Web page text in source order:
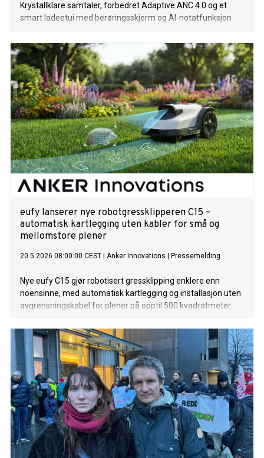
Krystallklare samtaler, forbedret Adaptive ANC 4.0 og et
smart ladeetui med berøringsskjerm og AI-notatfunksjon
eufy lanserer nye robotgressklipperen C15 –
automatisk kartlegging uten kabler for små og
mellomstore plener
20.5.2026 08:00:00 CEST Anker Innovations Pressemelding
Nye eufy C15 gjør robotisert gressklipping enklere enn
noensinne, med automatisk kartlegging og installasjon uten
avgrensningskabel for plener på opptil 500 kvadratmeter.